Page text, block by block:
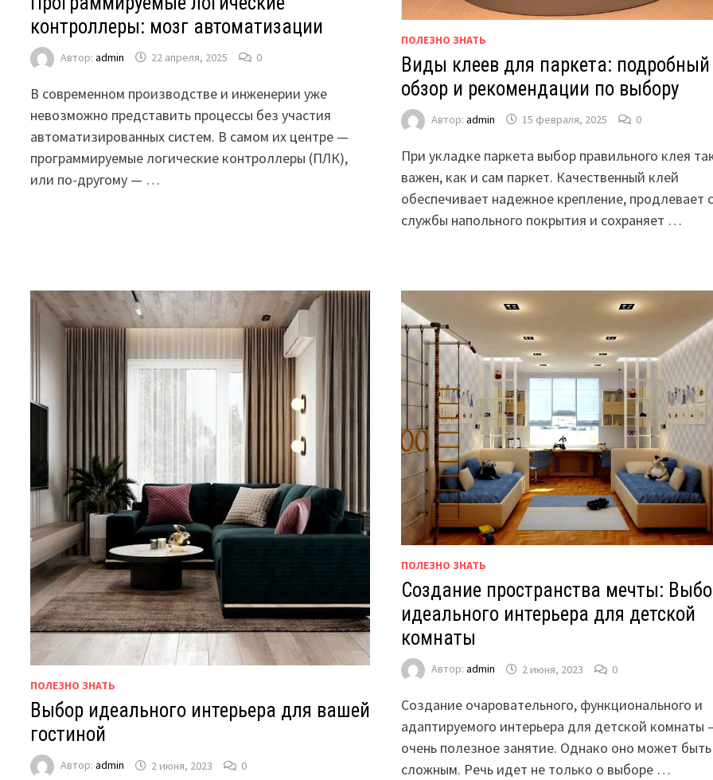
контроллеры: мозг автоматизации
Автор:admin 22 апреля, 2025 0
В современном производстве и инженерии уже
невозможно представить процессы без участия
автоматизированных систем. В самом их центре —
программируемые логические контроллеры (ПЛК),
или по-другому — …
ПОЛЕЗНО ЗНАТЬ
Виды клеев для паркета: подробный
обзор и рекомендации по выбору
Автор: admin 15 февраля, 2025 0
При укладке паркета выбор правильного клея
важен, как и сам паркет. Качественный клей
обеспечивает надежное крепление, продлевает
службы напольного покрытия и сохраняет …
ПОЛЕЗНО ЗНАТЬ
Выбор идеального интерьера для вашей
гостиной
Автор:admin 2 июня, 2023 0
ПОЛЕЗНО ЗНАТЬ
Создание пространства мечты:
идеального интерьера для детской
комнаты
Автор: admin 2 июня, 2023 0
Создание очаровательного, функционального и
адаптируемого интерьера для детской комнаты
очень полезное занятие. Однако оно может
сложным. Речь идет не только о выборе …